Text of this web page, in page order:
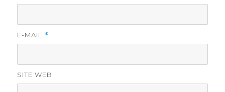
E-MAIL *
SITE WEB